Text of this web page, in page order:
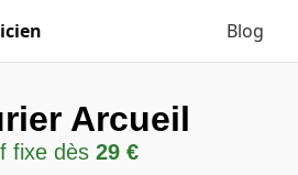
Blog
Arcueil
fixe dès 29 €